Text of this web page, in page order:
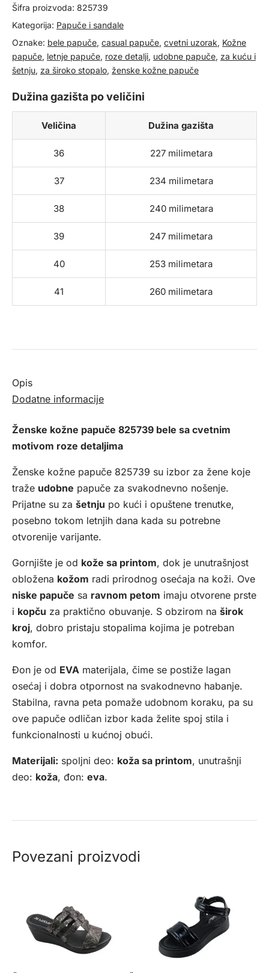
Šifra proizvoda: 825739
Kategorija: Papuče i sandale
Oznake: bele papuče, casual papuče, cvetni uzorak, Kožne
papuče, letnje papuče, roze detalji, udobne papuče, za kuću i
šetnju, za široko stopalo, ženske kožne papuče
Dužina gazišta po veličini
Veličina Dužina gazišta
36 227 milimetara
37 234 milimetara
38 240 milimetara
39 247 milimetara
40 253 milimetara
41 260 milimetara
Opis
Dodatne informacije
Ženske kožne papuče 825739 bele sa cvetnim
motivom roze detaljima
Ženske kožne papuče 825739 su izbor za žene koje
traže udobne papuče za svakodnevno nošenje.
Prijatne su za šetnju po kući i opuštene trenutke,
posebno tokom letnjih dana kada su potrebne
otvorenije varijante.
Gornjište je od kože sa printom, dok je unutrašnjost
obložena kožom radi prirodnog osećaja na koži. Ove
niske papuče sa ravnom petom imaju otvorene prste
i kopču za praktično obuvanje. S obzirom na širok
kroj, dobro pristaju stopalima kojima je potreban
komfor.
Đon je od EVA materijala, čime se postiže lagan
osećaj i dobra otpornost na svakodnevno habanje.
Stabilna, ravna peta pomaže udobnom koraku, pa su
ove papuče odličan izbor kada želite spoj stila i
funkcionalnosti u kućnoj obući.
Materijali: spoljni deo: koža sa printom, unutrašnji
deo: koža, đon: eva.
Povezani proizvodi